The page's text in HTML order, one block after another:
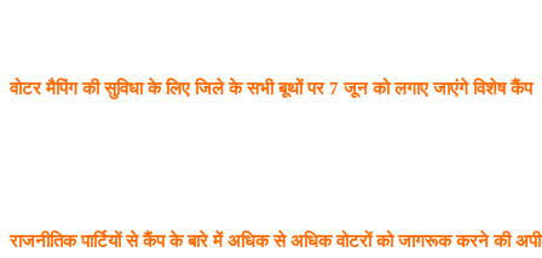
वोटर मैपिंग की सुविधा के लिए जिले के सभी बूथों पर 7 जून को लगाए जाएंगे विशेष कैंप
राजनीतिक पार्टियों से कैंप के बारे में अधिक से अधिक वोटरों को जागरूक करने की